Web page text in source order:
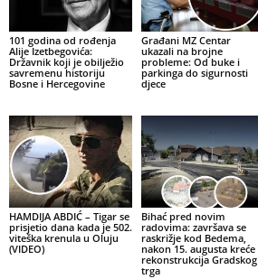
101 godina od rođenja
Alije Izetbegovića:
Državnik koji je obilježio
savremenu historiju
Bosne i Hercegovine
Građani MZ Centar
ukazali na brojne
probleme: Od buke i
parkinga do sigurnosti
djece
HAMDIJA ABDIĆ – Tigar se
prisjetio dana kada je 502.
viteška krenula u Oluju
(VIDEO)
Bihać pred novim
radovima: završava se
raskrižje kod Bedema,
nakon 15. augusta kreće
rekonstrukcija Gradskog
trga